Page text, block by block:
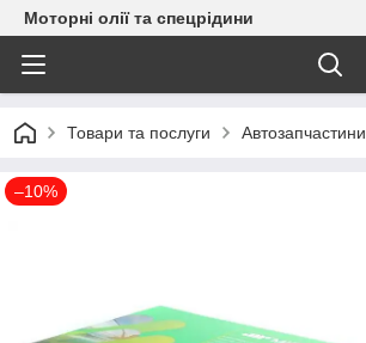
Моторні олії та спецрідини
Товари та послуги Автозапчастини
–10%